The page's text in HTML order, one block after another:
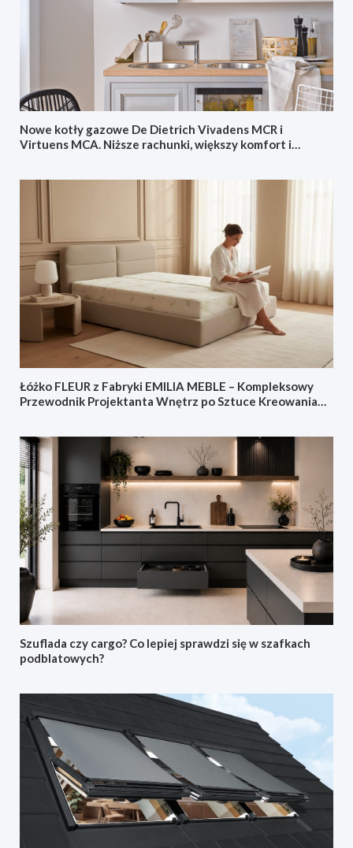
Nowe kotły gazowe De Dietrich Vivadens MCR i
Virtuens MCA. Niższe rachunki, większy komfort i
Łóżko FLEUR z Fabryki EMILIA MEBLE – Kompleksowy
Przewodnik Projektanta Wnętrz po Sztuce Kreowania
Szuflada czy cargo? Co lepiej sprawdzi się w szafkach
podblatowych?